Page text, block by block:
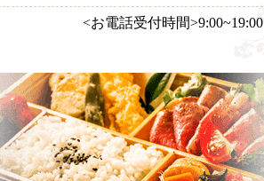
<お電話受付時間>9:00~19:00